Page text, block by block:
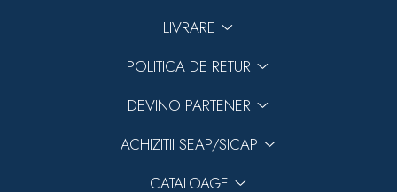
LIVRARE
POLITICA DE RETUR
DEVINO PARTENER
ACHIZITII SEAP/SICAP
CATALOAGE